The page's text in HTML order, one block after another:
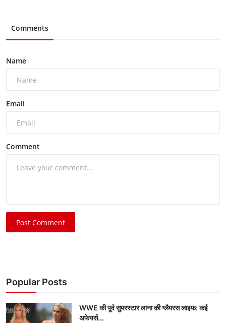
Comments
Name
Email
Comment
Post Comment
Popular Posts
WWE की पूर्व सुपरस्टार लाना की ग्लैमरस लाइफ: कई
अफेयर्स...